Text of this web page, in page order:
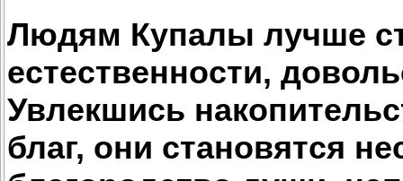
Людям Купалы лучше
естественности,
Увлекшись
благ, они становятся